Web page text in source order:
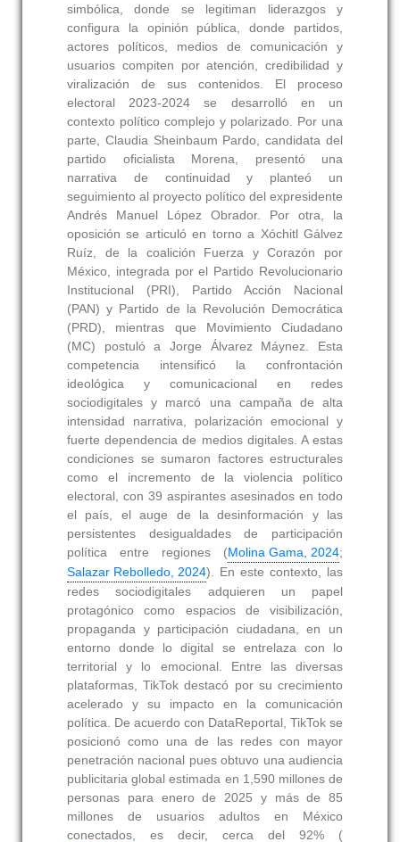
simbólica, donde se legitiman liderazgos y
configura la opinión pública, donde partidos,
actores políticos, medios de comunicación y
usuarios compiten por atención, credibilidad y
viralización de sus contenidos. El proceso
electoral 2023-2024 se desarrolló en un
contexto político complejo y polarizado. Por una
parte, Claudia Sheinbaum Pardo, candidata del
partido oficialista Morena, presentó una
narrativa de continuidad y planteó un
seguimiento al proyecto político del expresidente
Andrés Manuel López Obrador. Por otra, la
oposición se articuló en torno a Xóchitl Gálvez
Ruíz, de la coalición Fuerza y Corazón por
México, integrada por el Partido Revolucionario
Institucional (PRI), Partido Acción Nacional
(PAN) y Partido de la Revolución Democrática
(PRD), mientras que Movimiento Ciudadano
(MC) postuló a Jorge Álvarez Máynez. Esta
competencia intensificó la confrontación
ideológica y comunicacional en redes
sociodigitales y marcó una campaña de alta
intensidad narrativa, polarización emocional y
fuerte dependencia de medios digitales. A estas
condiciones se sumaron factores estructurales
como el incremento de la violencia político
electoral, con 39 aspirantes asesinados en todo
el país, el auge de la desinformación y las
persistentes desigualdades de participación
política entre regiones (Molina Gama, 2024;
Salazar Rebolledo, 2024). En este contexto, las
redes sociodigitales adquieren un papel
protagónico como espacios de visibilización,
propaganda y participación ciudadana, en un
entorno donde lo digital se entrelaza con lo
territorial y lo emocional. Entre las diversas
plataformas, TikTok destacó por su crecimiento
acelerado y su impacto en la comunicación
política. De acuerdo con DataReportal, TikTok se
posicionó como una de las redes con mayor
penetración nacional pues obtuvo una audiencia
publicitaria global estimada en 1,590 millones de
personas para enero de 2025 y más de 85
millones de usuarios adultos en México
conectados, es decir, cerca del 92% (